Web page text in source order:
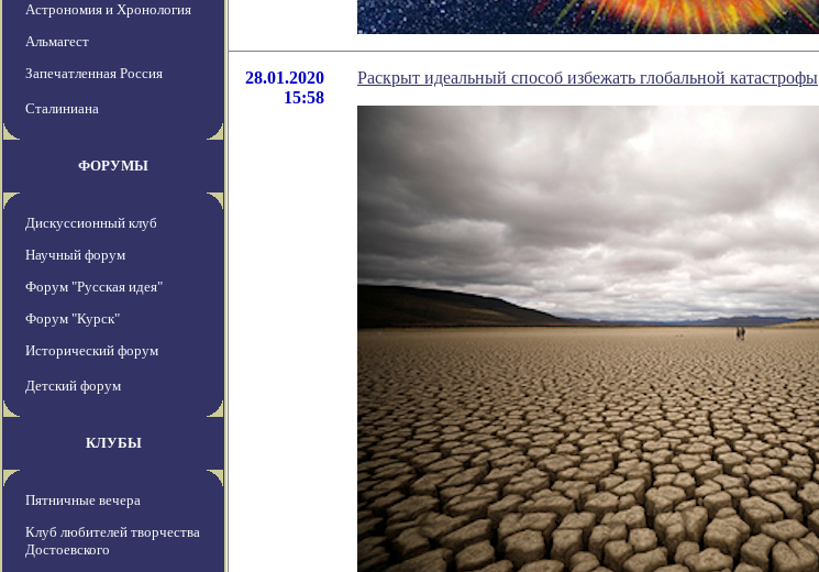
Астрономия и Хронология
Альмагест
Запечатленная Россия
Сталиниана
ФОРУМЫ
Дискуссионный клуб
Научный форум
Форум "Русская идея"
Форум "Курск"
Исторический форум
Детский форум
КЛУБЫ
Пятничные вечера
Клуб любителей творчества
Достоевского
28.01.2020
15:58
Раскрыт идеальный способ избежать глобальной катастрофы